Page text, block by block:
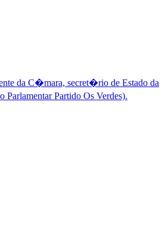
da C�mara, secret�rio de Estado da
Partido Os Verdes).